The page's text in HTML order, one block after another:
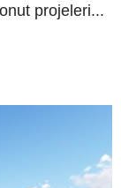
projeleri...